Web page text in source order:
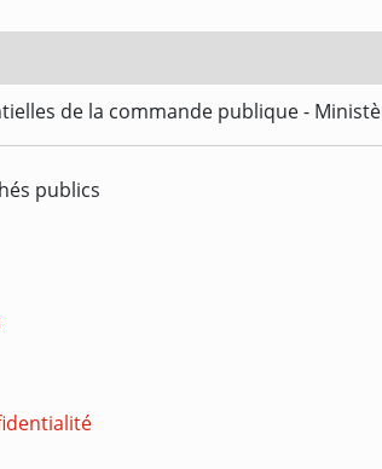
de la commande publique -
publics